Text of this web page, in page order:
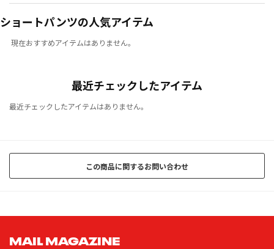
ショートパンツの人気アイテム
現在おすすめアイテムはありません。
最近チェックしたアイテム
最近チェックしたアイテムはありません。
この商品に関するお問い合わせ
MAIL MAGAZINE